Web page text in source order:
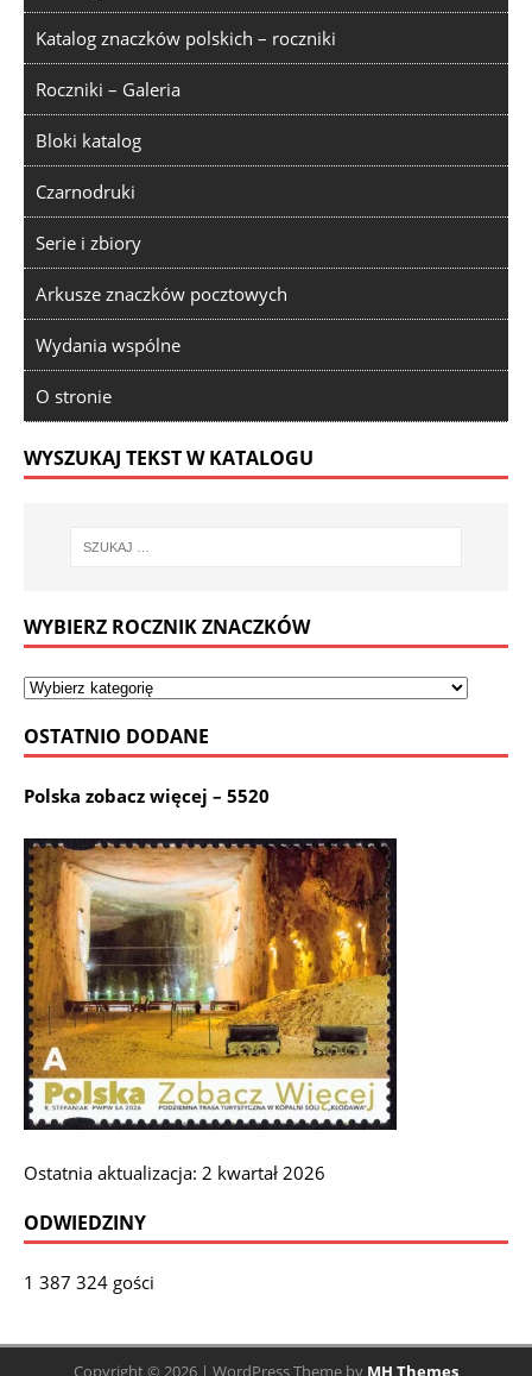
Katalog znaczków polskich – roczniki
Roczniki – Galeria
Bloki katalog
Czarnodruki
Serie i zbiory
Arkusze znaczków pocztowych
Wydania wspólne
O stronie
WYSZUKAJ TEKST W KATALOGU
WYBIERZ ROCZNIK ZNACZKÓW
OSTATNIO DODANE
Polska zobacz więcej – 5520
Ostatnia aktualizacja: 2 kwartał 2026
ODWIEDZINY
1 387 324 gości